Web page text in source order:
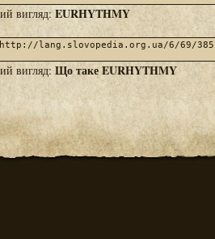
вигляд:EURHYTHMY
вигляд: Що таке EURHYTHMY